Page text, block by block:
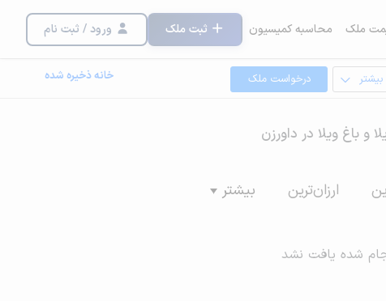
ملک محاسبه کمیسیون ثبت ملک ورود / ثبت نام
درخواست ملک خانه ذخیره شده
و باغ ویلا در داورزن
ارزان‌ترین بیشتر
شده یافت نشد